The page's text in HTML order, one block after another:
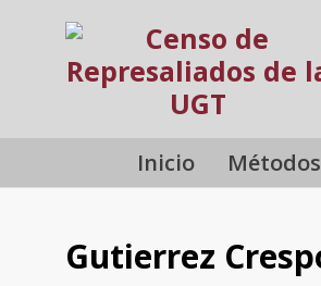
Inicio
Gutierrez